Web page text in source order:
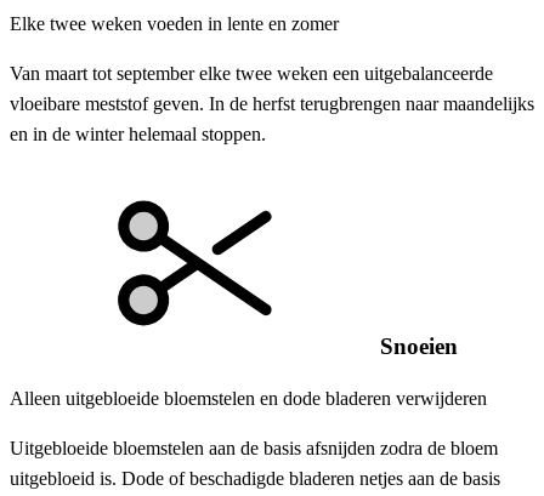
Elke twee weken voeden in lente en zomer
Van maart tot september elke twee weken een uitgebalanceerde
vloeibare meststof geven. In de herfst terugbrengen naar maandelijks
en in de winter helemaal stoppen.
Snoeien
Alleen uitgebloeide bloemstelen en dode bladeren verwijderen
Uitgebloeide bloemstelen aan de basis afsnijden zodra de bloem
uitgebloeid is. Dode of beschadigde bladeren netjes aan de basis